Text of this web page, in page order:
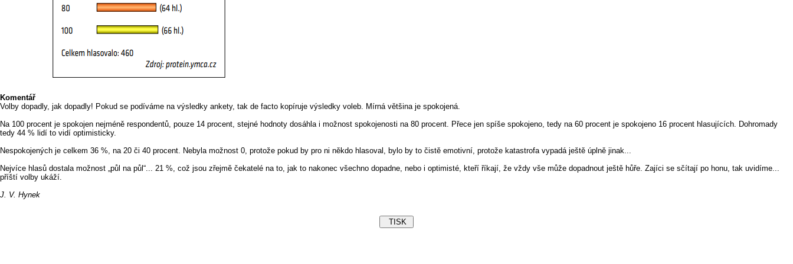
Komentář
Volby dopadly, jak dopadly! Pokud se podíváme na výsledky ankety, tak de facto kopíruje výsledky voleb. Mírná většina je spokojená.
Na 100 procent je spokojen nejméně respondentů, pouze 14 procent, stejné hodnoty dosáhla i možnost spokojenosti na 80 procent. Přece jen spíše spokojeno, tedy na 60 procent je spokojeno 16 procent hlasujících. Dohromady
tedy 44 % lidí to vidí optimisticky.
Nespokojených je celkem 36 %, na 20 či 40 procent. Nebyla možnost 0, protože pokud by pro ni někdo hlasoval, bylo by to čistě emotivní, protože katastrofa vypadá ještě úplně jinak...
Nejvíce hlasů dostala možnost „půl na půl“... 21 %, což jsou zřejmě čekatelé na to, jak to nakonec všechno dopadne, nebo i optimisté, kteří říkají, že vždy vše může dopadnout ještě hůře. Zajíci se sčítají po honu, tak uvidíme...
příští volby ukáží.
J. V. Hynek